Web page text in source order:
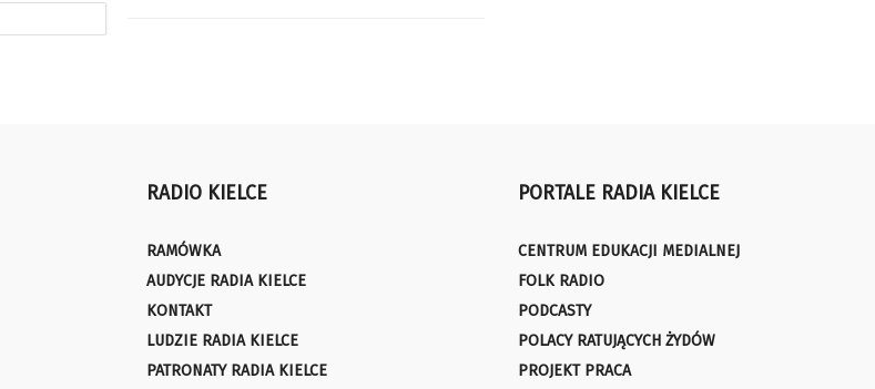
RADIO KIELCE
RAMÓWKA
AUDYCJE RADIA KIELCE
KONTAKT
LUDZIE RADIA KIELCE
PATRONATY RADIA KIELCE
PORTALE RADIA KIELCE
CENTRUM EDUKACJI MEDIALNEJ
FOLK RADIO
PODCASTY
POLACY RATUJĄCYCH ŻYDÓW
PROJEKT PRACA